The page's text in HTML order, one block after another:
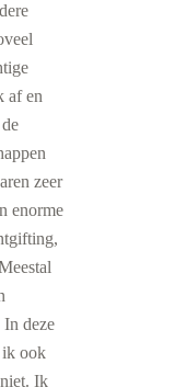
af en
zeer
enorme
In deze
ik ook
Ik